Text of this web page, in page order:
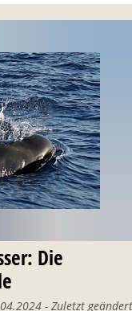
Die
- Zuletzt geändert